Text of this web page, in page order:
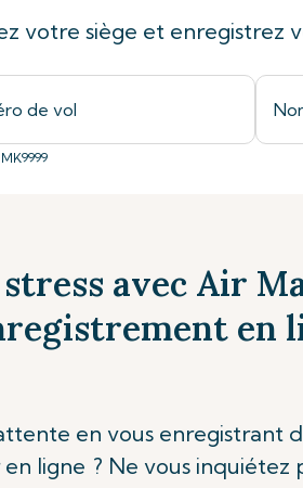
votre siège et
avec Air
en
en vous enregistrant
ligne ? Ne vous